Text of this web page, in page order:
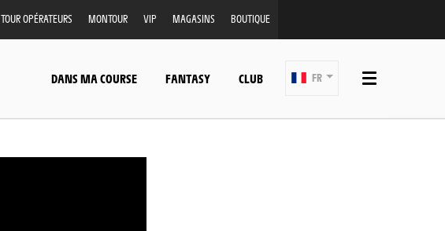
TOUR OPÉRATEURS MONTOUR VIP MAGASINS BOUTIQUE
DANS MA COURSE FANTASY CLUB FR